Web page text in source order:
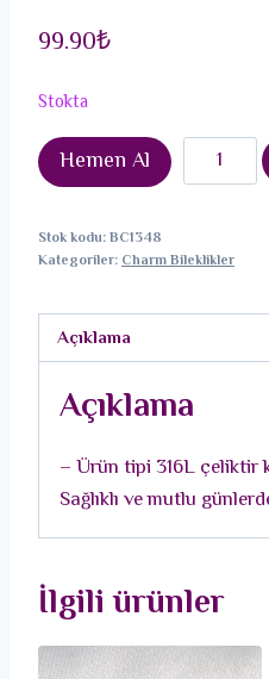
99.90₺
Stokta
Hemen Al
316L
Çelik
Renk
Zirkon
Model
Charm
adet
Stok kodu:BC1348
Kategoriler:Charm Bileklikler
Açıklama
Açıklama
– Ürün tipi 316L çeliktir
Sağlıklı ve mutlu
İlgili ürünler